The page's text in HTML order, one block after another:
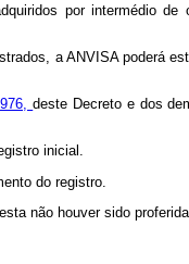
por intermédio de
a ANVISA poderá
deste Decreto e dos
inicial.
do registro.
não houver sido